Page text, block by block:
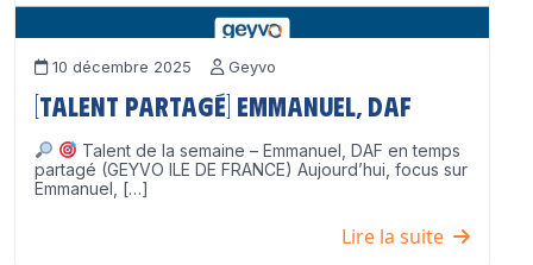
10 décembre 2025 Geyvo
[Talent partagé] Emmanuel, DAF
Talent de la semaine – Emmanuel, DAF en temps
partagé (GEYVO ILE DE FRANCE) Aujourd’hui, focus sur
Emmanuel, […]
Lire la suite